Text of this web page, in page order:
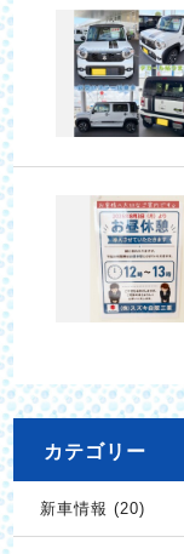
カテゴリー
新車情報 (20)